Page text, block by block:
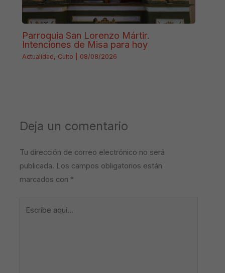
Parroquia San Lorenzo Mártir.
Intenciones de Misa para hoy
Actualidad, Culto 08/08/2026
Deja un comentario
Tu dirección de correo electrónico no será
publicada. Los campos obligatorios están
marcados con *